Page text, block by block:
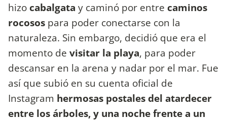
hizo cabalgata y caminó por entre caminos
rocosos para poder conectarse con la
naturaleza. Sin embargo, decidió que era el
momento de visitar la playa, para poder
descansar en la arena y nadar por el mar. Fue
así que subió en su cuenta oficial de
Instagram hermosas postales del atardecer
entre los árboles, y una noche frente a un